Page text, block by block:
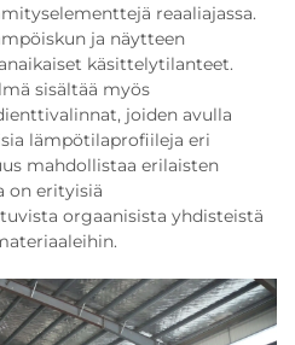
reaaliajassa.
ja näytteen
käsittelytilanteet.
sisältää myös
joiden avulla
lämpötilaprofiileja eri
mahdollistaa erilaisten
on erityisiä
orgaanisista yhdisteistä